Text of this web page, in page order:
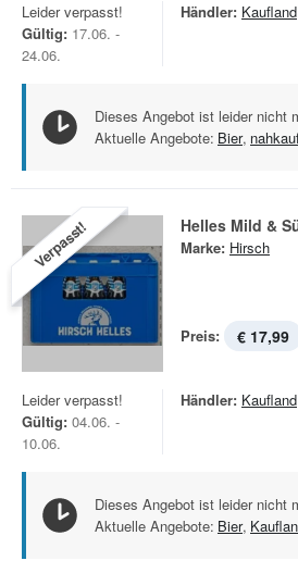
Leider verpasst!
Gültig: 17.06. -
24.06.
Händler: Kaufland
Dieses Angebot ist leider nicht
Aktuelle Angebote: Bier,
Verpasst! Helles Mild &
Marke: Hirsch
Preis: € 17,99
Leider verpasst!
Gültig: 04.06. -
10.06.
Händler: Kaufland
Dieses Angebot ist leider nicht
Aktuelle Angebote: Bier,